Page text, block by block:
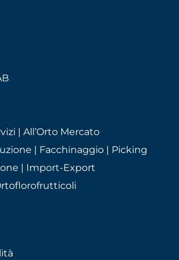
| All’Orto Mercato
| Facchinaggio | Picking
| Import-Export